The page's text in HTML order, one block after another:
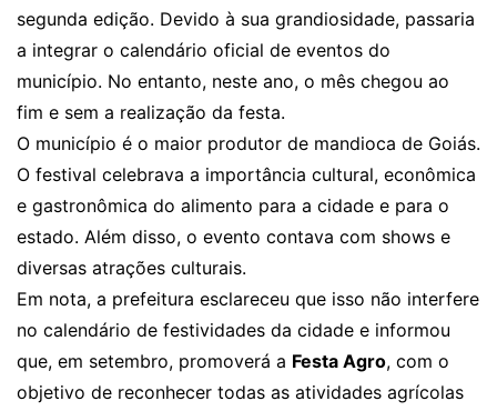
segunda edição. Devido à sua grandiosidade, passaria
a integrar o calendário oficial de eventos do
município. No entanto, neste ano, o mês chegou ao
fim e sem a realização da festa.
O município é o maior produtor de mandioca de Goiás.
O festival celebrava a importância cultural, econômica
e gastronômica do alimento para a cidade e para o
estado. Além disso, o evento contava com shows e
diversas atrações culturais.
Em nota, a prefeitura esclareceu que isso não interfere
no calendário de festividades da cidade e informou
que, em setembro, promoverá a Festa Agro, com o
objetivo de reconhecer todas as atividades agrícolas